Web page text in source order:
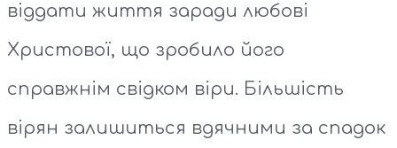
віддати життя заради любові
Христової, що зробило його
справжнім свідком віри. Більшість
вірян залишиться вдячними за спадок